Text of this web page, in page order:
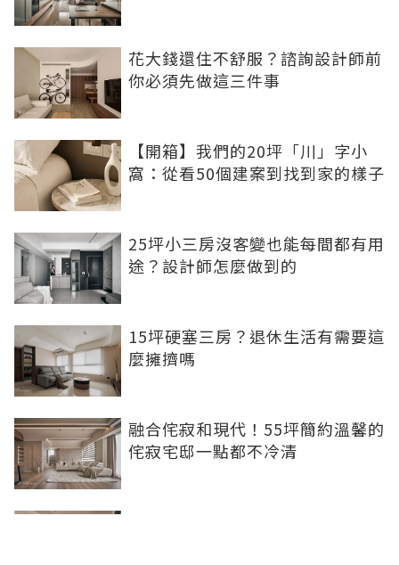
花大錢還住不舒服？諮詢設計師前
你必須先做這三件事
【開箱】我們的20坪「川」字小
窩：從看50個建案到找到家的樣子
25坪小三房沒客變也能每間都有用
途？設計師怎麼做到的
15坪硬塞三房？退休生活有需要這
麼擁擠嗎
融合侘寂和現代！55坪簡約溫馨的
侘寂宅邸一點都不冷清